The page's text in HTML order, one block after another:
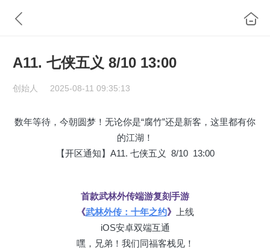
A11. 七侠五义 8/10 13:00
创始人 2025-08-11 09:35:13
数年等待，今朝圆梦！无论你是“腐竹”还是新客，这里都有你
的江湖！
【开区通知】A11. 七侠五义 8/10 13:00
首款武林外传端游复刻手游
《武林外传：十年之约》
上线
iOS安卓双端互通
嘿，兄弟！我们同福客栈见！